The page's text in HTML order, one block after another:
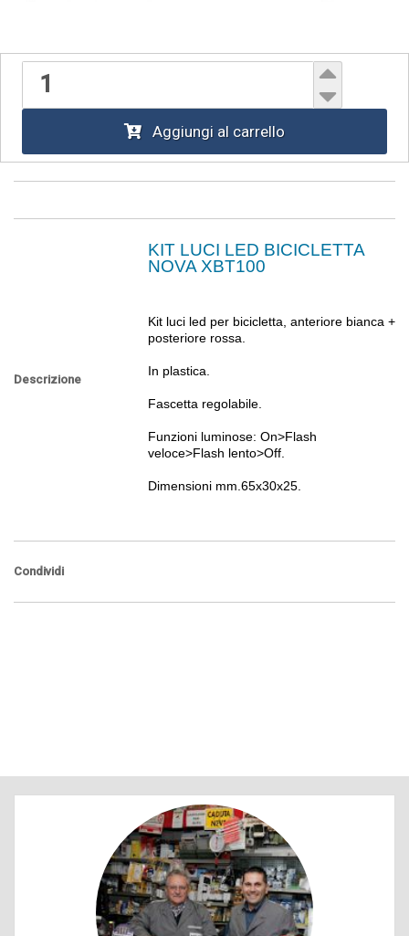
Descrizione
KIT LUCI LED BICICLETTA
NOVA XBT100
Kit luci led per bicicletta, anteriore bianca +
posteriore rossa.
In plastica.
Fascetta regolabile.
Funzioni luminose: On>Flash
veloce>Flash lento>Off.
Dimensioni mm.65x30x25.
Condividi
Aggiungi al carrello